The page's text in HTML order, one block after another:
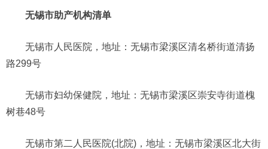
无锡市助产机构清单
无锡市人民医院，地址：无锡市梁溪区清名桥街道清扬
路299号
无锡市妇幼保健院，地址：无锡市梁溪区崇安寺街道槐
树巷48号
无锡市第二人民医院(北院)，地址：无锡市梁溪区北大街